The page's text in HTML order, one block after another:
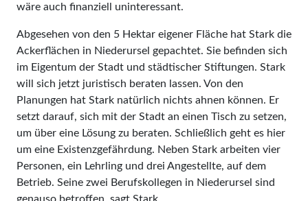
wäre auch finanziell uninteressant.
Abgesehen von den 5 Hektar eigener Fläche hat Stark die
Ackerflächen in Niederursel gepachtet. Sie befinden sich
im Eigentum der Stadt und städtischer Stiftungen. Stark
will sich jetzt juristisch beraten lassen. Von den
Planungen hat Stark natürlich nichts ahnen können. Er
setzt darauf, sich mit der Stadt an einen Tisch zu setzen,
um über eine Lösung zu beraten. Schließlich geht es hier
um eine Existenzgefährdung. Neben Stark arbeiten vier
Personen, ein Lehrling und drei Angestellte, auf dem
Betrieb. Seine zwei Berufskollegen in Niederursel sind
genauso betroffen, sagt Stark.